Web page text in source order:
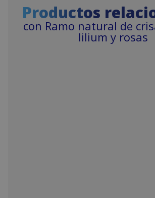
Productos
con Ramo natural de
lilium y rosas